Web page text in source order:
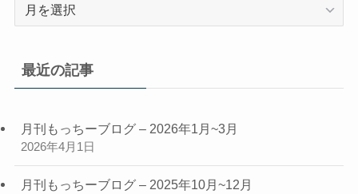
記
最近の記事
月刊もっちーブログ – 2026年1月~3月
2026年4月1日
月刊もっちーブログ – 2025年10月~12月